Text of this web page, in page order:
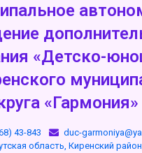
«Детско-
«Гармония»
43-843
duc-
область, Киренский